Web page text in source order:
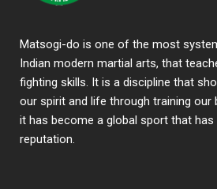
Matsogi-do is one of the most
Indian modern martial arts, that
fighting skills. It is a discipline that
our spirit and life through training our
it has become a global sport that has
reputation.